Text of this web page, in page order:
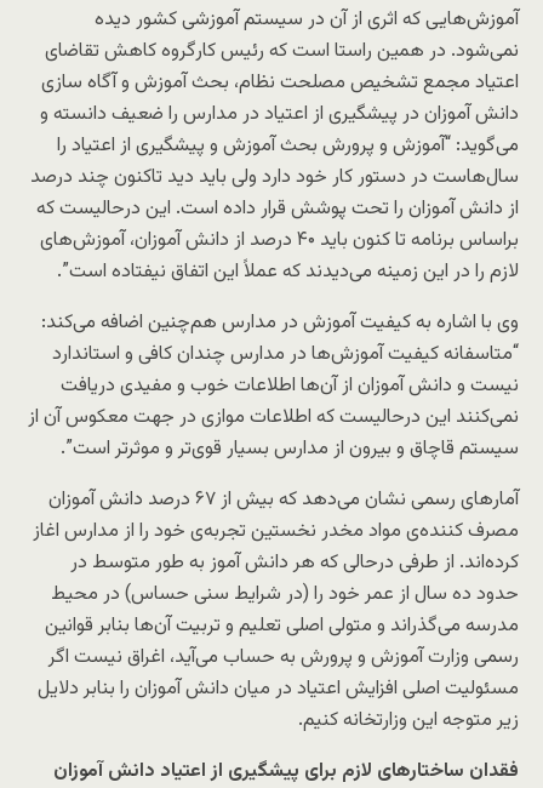
آموزش‌هایی که اثری از آن در سیستم آموزشی کشور دیده
نمی‌شود. در همین راستا است که رئیس کارگروه کاهش تقاضای
اعتیاد مجمع تشخیص مصلحت نظام، بحث آموزش و آگاه سازی
دانش آموزان در پیشگیری از اعتیاد در مدارس را ضعیف دانسته و
می‌گوید: “آموزش و پرورش بحث آموزش و پیشگیری از اعتیاد را
سال‌هاست در دستور کار خود دارد ولی باید دید تاکنون چند درصد
از دانش آموزان را تحت پوشش قرار داده است. این درحالیست که
براساس برنامه تا کنون باید ۴۰ درصد از دانش آموزان، آموزش‌های
لازم را در این زمینه می‌دیدند که عملاً این اتفاق نیفتاده است”.
وی با اشاره به کیفیت آموزش در مدارس هم‌چنین اضافه می‌کند:
“متاسفانه کیفیت آموزش‌ها در مدارس چندان کافی و استاندارد
نیست و دانش آموزان از آن‌ها اطلاعات خوب و مفیدی دریافت
نمی‌کنند این درحالیست که اطلاعات موازی در جهت معکوس آن از
سیستم قاچاق و بیرون از مدارس بسیار قوی‌تر و موثرتر است”.
آمارهای رسمی نشان می‌دهد که بیش از ۶۷ درصد دانش آموزان
مصرف کننده‌ی مواد مخدر نخستین تجربه‌ی خود را از مدارس اغاز
کرده‌اند. از طرفی درحالی که هر دانش آموز به طور متوسط در
حدود ده سال از عمر خود را (در شرایط سنی حساس) در محیط
مدرسه می‌گذراند و متولی اصلی تعلیم و تربیت آن‌ها بنابر قوانین
رسمی وزارت آموزش و پرورش به حساب می‌آید، اغراق نیست اگر
مسئولیت اصلی افزایش اعتیاد در میان دانش آموزان را بنابر دلایل
زیر متوجه این وزارتخانه کنیم.
فقدان ساختارهای لازم برای پیشگیری از اعتیاد دانش آموزان